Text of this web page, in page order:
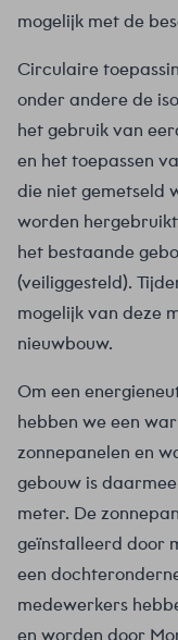
mogelijk met de
Circulaire
onder andere de
het gebruik van
en het toepassen
die niet gemetseld
worden
het bestaande
(veiliggesteld).
mogelijk van deze
nieuwbouw.
Om een
hebben we een
zonnepanelen en
gebouw is
meter. De
geïnstalleerd door
een
medewerkers
en worden door